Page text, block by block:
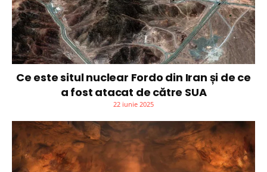
Ce este situl nuclear Fordo din Iran și de ce
a fost atacat de către SUA
22 iunie 2025